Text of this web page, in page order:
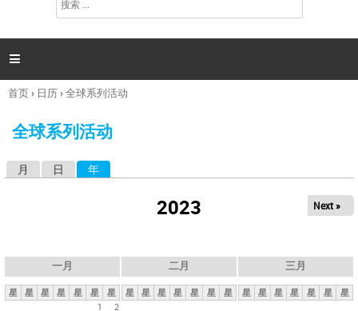
索

你
这
首页› 日历›全球系列活动
全球系列活动
月 日 年
2023 Next »
一月
星 星 星 星 星 星
星
1
2
二月
星 星 星 星 星 星 星
三月
星 星 星 星 星 星 星